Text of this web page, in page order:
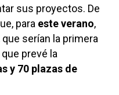
sus proyectos. De
para este verano,
serían la primera
prevé la
y 70 plazas de